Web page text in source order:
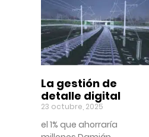
La gestión de
detalle digital
23 octubre, 2025
el 1% que ahorraría